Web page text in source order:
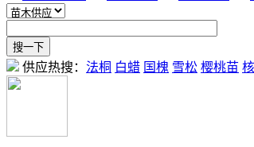
供应热搜： 法桐 白蜡 国槐 雪松 樱桃苗